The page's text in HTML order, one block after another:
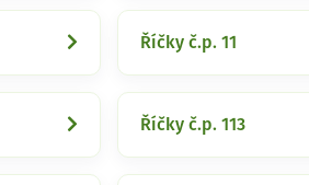
Říčky č.p. 11
Říčky č.p. 113